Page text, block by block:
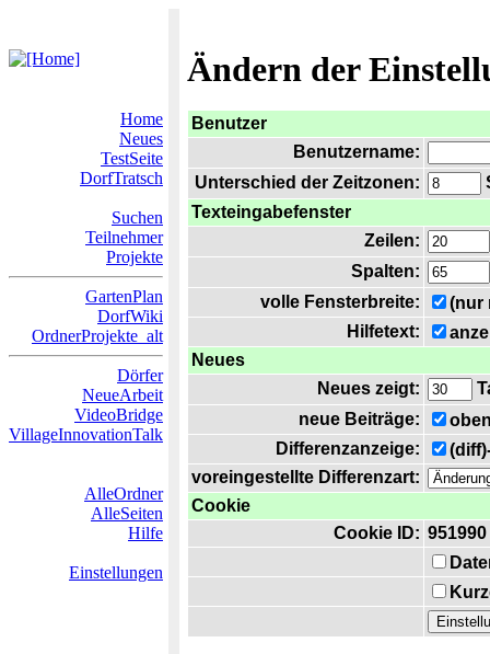
Ändern der
Home
Neues
TestSeite
DorfTratsch
Suchen
Teilnehmer
Projekte
GartenPlan
DorfWiki
OrdnerProjekte_alt
Dörfer
NeueArbeit
VideoBridge
VillageInnovationTalk
AlleOrdner
AlleSeiten
Hilfe
Einstellungen
Benutzer
Benutzername:
Unterschied der Zeitzonen:
Texteingabefenster
Zeilen:
Spalten:
volle Fensterbreite:
(nur
Hilfetext:
Neues
Neues zeigt:
neue Beiträge:
Differenzanzeige:
voreingestellte Differenzart:
Cookie
Cookie ID: 951990